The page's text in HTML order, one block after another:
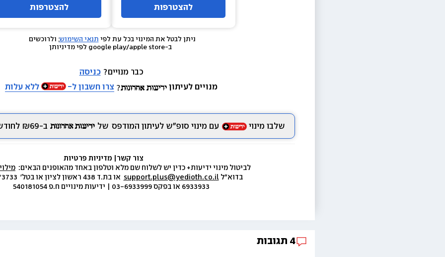
להצטרפות להצטרפות
ניתן לבטל את המינוי בכל עת לפי תנאי השימוש; ולרוכשים
כבר מנויים? כניסה
מנויים לעיתון
צרו חשבון ל- ללא עלות
שלבו מינוי עם מינוי סופ״ש לעיתון המודפס של ב-₪69 לחודש.
צור קשר
לביטול מינוי ידיעות+ כדין יש לשלוח שם מלא וטלפון באחד מהאופנים הבאים:
בדוא״ל support.plus@yedioth.co.il
6933933 או בפקס 03-6933999 | ידיעות מינויים ח.פ 540181054
4 תגובות